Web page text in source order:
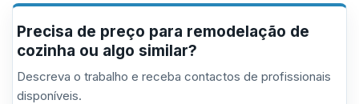
Precisa de preço para remodelação de
cozinha ou algo similar?
Descreva o trabalho e receba contactos de profissionais
disponíveis.